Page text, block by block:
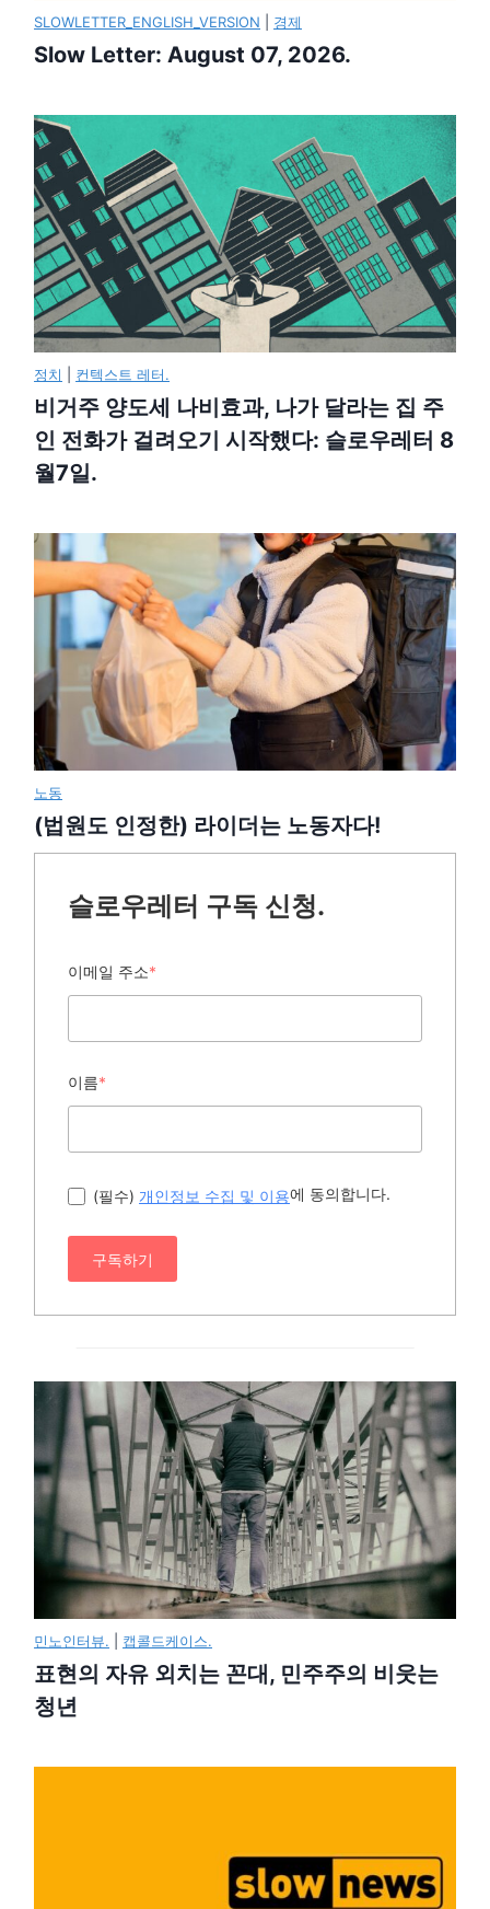
SLOWLETTER_ENGLISH_VERSION 경제
Slow Letter: August 07, 2026.
정치 컨텍스트 레터.
비거주 양도세 나비효과, 나가 달라는 집 주
인 전화가 걸려오기 시작했다: 슬로우레터 8
월7일.
노동
(법원도 인정한) 라이더는 노동자다!
슬로우레터 구독 신청.
이메일 주소*
이름*
(필수) 개인정보 수집 및 이용에 동의합니다.
구독하기
민노인터뷰. 캡콜드케이스.
표현의 자유 외치는 꼰대, 민주주의 비웃는
청년